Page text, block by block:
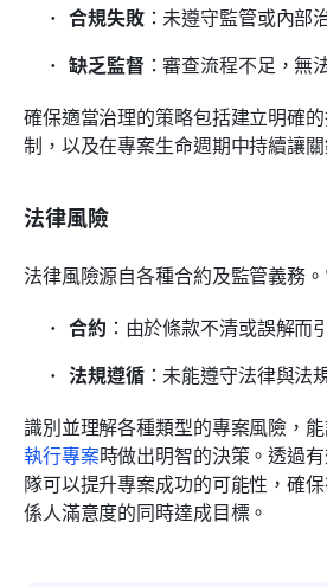
合規失敗：未遵守監管或內部
缺乏監督 ：審查流程不足，無
確保適當治理的策略包括建立明確
制，以及在專案生命週期中持續讓
法律風險
法律風險源自各種合約及監管義務。
合約 ：由於條款不清或誤解而
法規遵循：未能遵守法律與法
識別並理解各種類型的專案風險，
執行專案時做出明智的決策。透過
隊可以提升專案成功的可能性，確
係人滿意度的同時達成目標。